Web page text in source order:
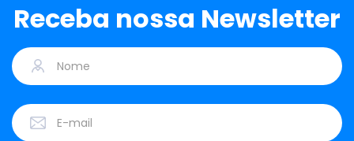
Receba nossa Newsletter